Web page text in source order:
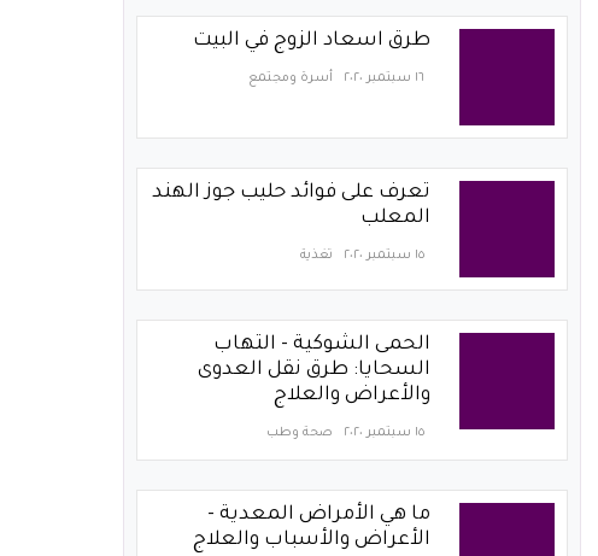
طرق اسعاد الزوج في البيت
١٦ سبتمبر ٢٠٢٠ أسرة ومجتمع
تعرف على فوائد حليب جوز الهند
المعلب
١٥ سبتمبر ٢٠٢٠ تغذية
الحمى الشوكية - التهاب
السحايا: طرق نقل العدوى
والأعراض والعلاج
١٥ سبتمبر ٢٠٢٠ صحة وطب
ما هي الأمراض المعدية -
الأعراض والأسباب والعلاج